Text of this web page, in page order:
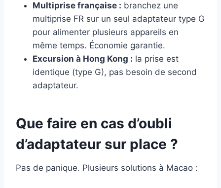
Multiprise française : branchez une
multiprise FR sur un seul adaptateur type G
pour alimenter plusieurs appareils en
même temps. Économie garantie.
Excursion à Hong Kong : la prise est
identique (type G), pas besoin de second
adaptateur.
Que faire en cas d’oubli
d’adaptateur sur place ?
Pas de panique. Plusieurs solutions à Macao :